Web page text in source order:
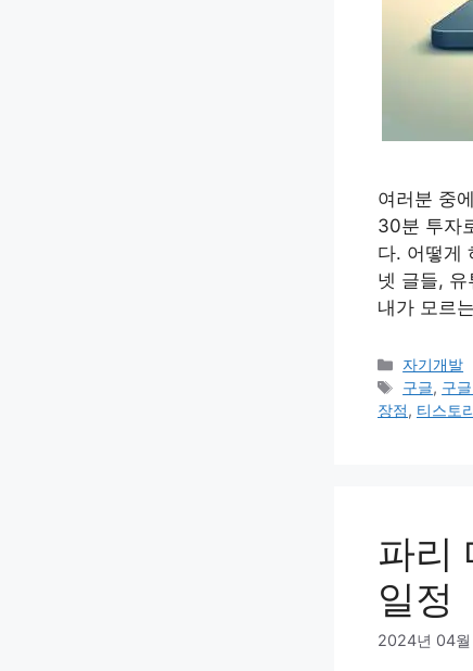
여러분 중
30분 투자
다. 어떻게
넷 글들, 유
내가 모르
카
테
고
자기개발
태
그
구글, 구
장점, 티스토
파리
일정
2024년 04월